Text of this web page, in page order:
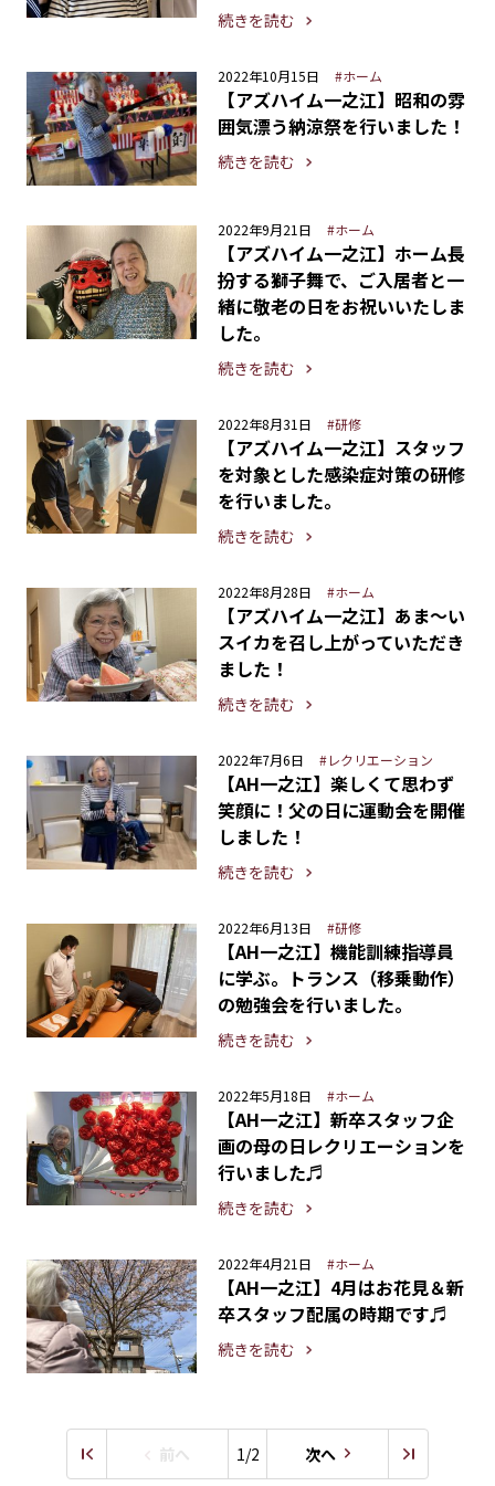
続きを読む
2022年10月15日 #ホーム
【アズハイム一之江】昭和の雰
囲気漂う納涼祭を行いました！
続きを読む
2022年9月21日 #ホーム
【アズハイム一之江】ホーム長
扮する獅子舞で、ご入居者と一
緒に敬老の日をお祝いいたしま
した。
続きを読む
2022年8月31日 #研修
【アズハイム一之江】スタッフ
を対象とした感染症対策の研修
を行いました。
続きを読む
2022年8月28日 #ホーム
【アズハイム一之江】あま～い
スイカを召し上がっていただき
ました！
続きを読む
2022年7月6日 #レクリエーション
【AH一之江】楽しくて思わず
笑顔に！父の日に運動会を開催
しました！
続きを読む
2022年6月13日 #研修
【AH一之江】機能訓練指導員
に学ぶ。トランス（移乗動作）
の勉強会を行いました。
続きを読む
2022年5月18日 #ホーム
【AH一之江】新卒スタッフ企
画の母の日レクリエーションを
行いました♬
続きを読む
2022年4月21日 #ホーム
【AH一之江】4月はお花見＆新
卒スタッフ配属の時期です♬
続きを読む
前へ 1/2 次へ